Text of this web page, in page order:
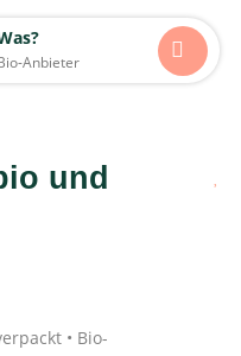
Mode
Wohnen
und
• Bio-